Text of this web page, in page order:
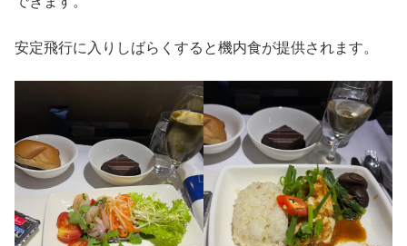
安定飛行に入りしばらくすると機内食が提供されます。